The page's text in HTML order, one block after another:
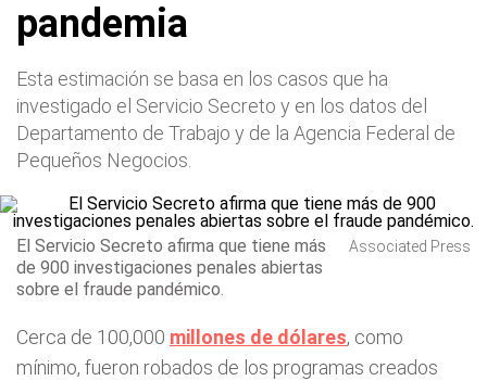
pandemia
Esta estimación se basa en los casos que ha
investigado el Servicio Secreto y en los datos del
Departamento de Trabajo y de la Agencia Federal de
Pequeños Negocios.
El Servicio Secreto afirma que tiene más
de 900 investigaciones penales abiertas
sobre el fraude pandémico.
Associated Press
Cerca de 100,000 millones de dólares, como
mínimo, fueron robados de los programas creados